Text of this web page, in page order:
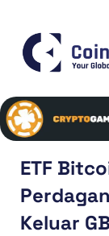
ETF
Keluar